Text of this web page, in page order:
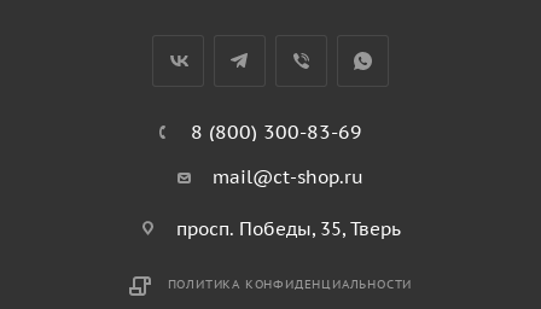
8 (800) 300-83-69
mail@ct-shop.ru
просп. Победы, 35, Тверь
ПОЛИТИКА КОНФИДЕНЦИАЛЬНОСТИ